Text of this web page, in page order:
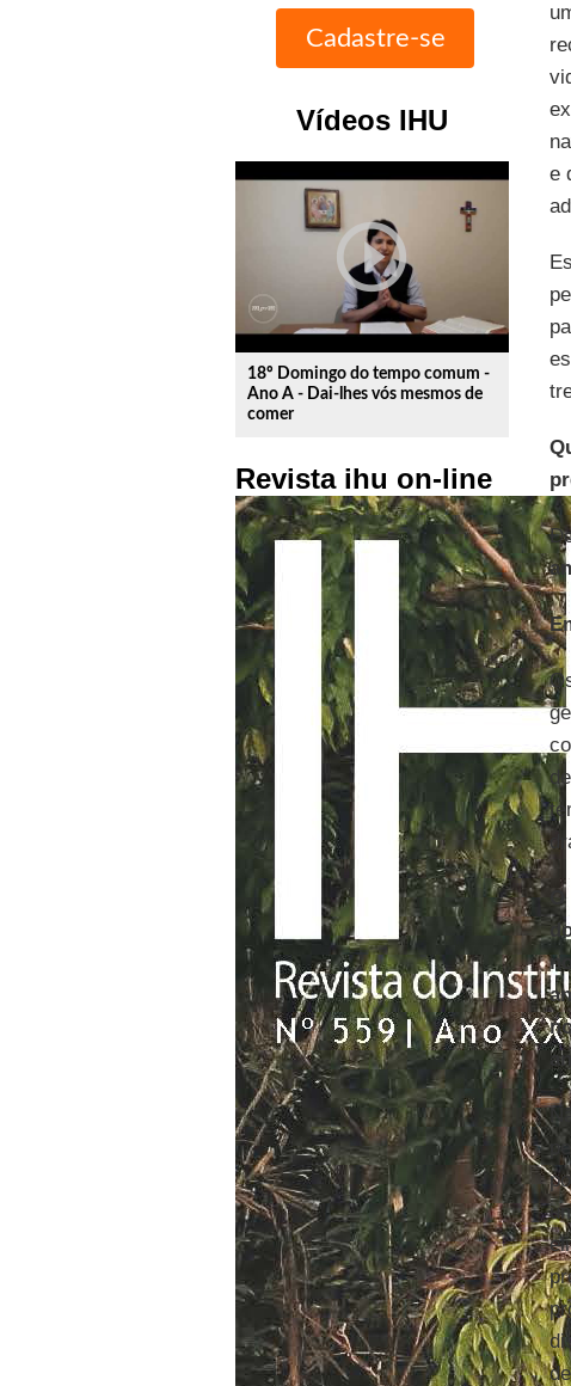
Vídeos IHU
play_circle_outline
18º Domingo do tempo comum -
Ano A - Dai-lhes vós mesmos de
comer
Revista ihu on-line
e